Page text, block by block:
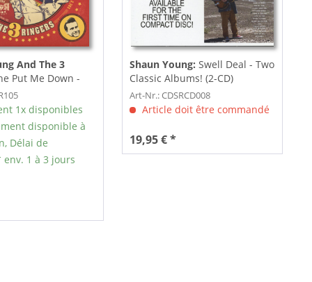
And The 3
Put Me Down -
(When She's...
1x disponibles
disponible à
Délai de
1 à 3 jours
Shaun Young: Swell Deal - Two
Classic Albums! (2-CD)
Art-Nr.: CDSRCD008
Article doit être commandé
19,95 € *